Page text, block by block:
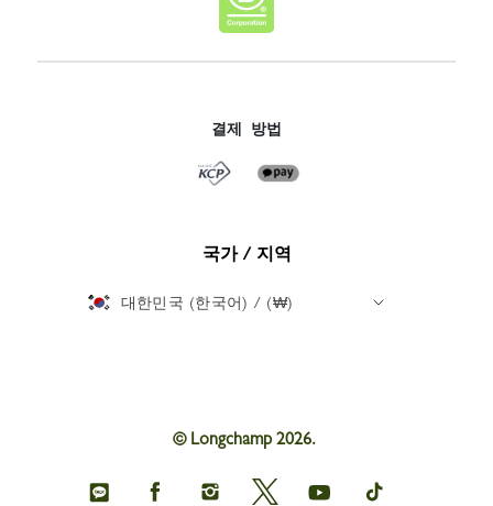
결제 방법
국가 / 지역
대한민국 (한국어) / (₩)
© Longchamp 2026.
LongchampLongchampLongchampLongchampLongchampLongchamp